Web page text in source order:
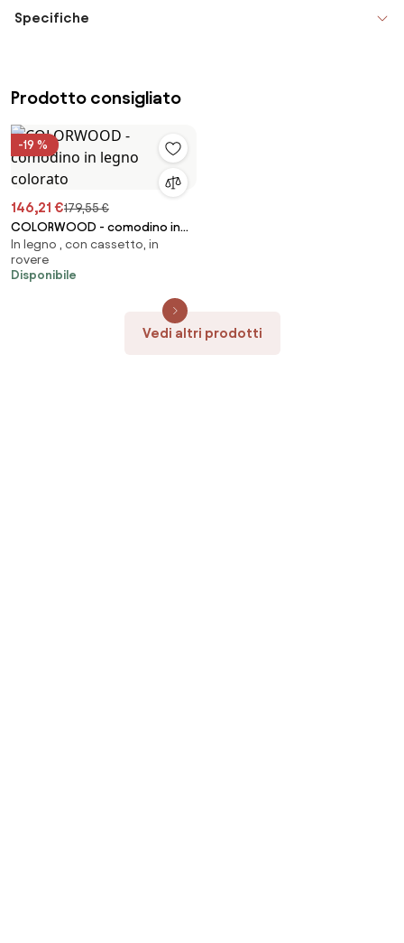
Specifiche
Prodotto consigliato
-19 %
146,21 €179,55 €
COLORWOOD - comodino in
legno colorato
In legno , con cassetto, in
rovere
Disponibile
Vedi altri prodotti